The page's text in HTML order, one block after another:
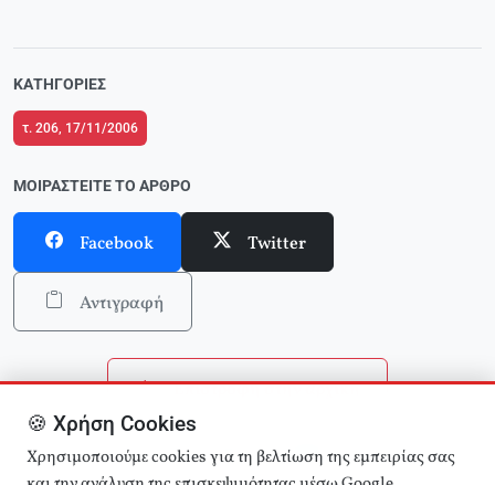
ΚΑΤΗΓΟΡΊΕΣ
τ. 206, 17/11/2006
ΜΟΙΡΑΣΤΕΊΤΕ ΤΟ ΆΡΘΡΟ
Facebook Twitter
Αντιγραφή
Επιστροφή στην αρχική
Αναζήτηση άρθρων
🍪 Χρήση Cookies
Χρησιμοποιούμε cookies για τη βελτίωση της εμπειρίας σας